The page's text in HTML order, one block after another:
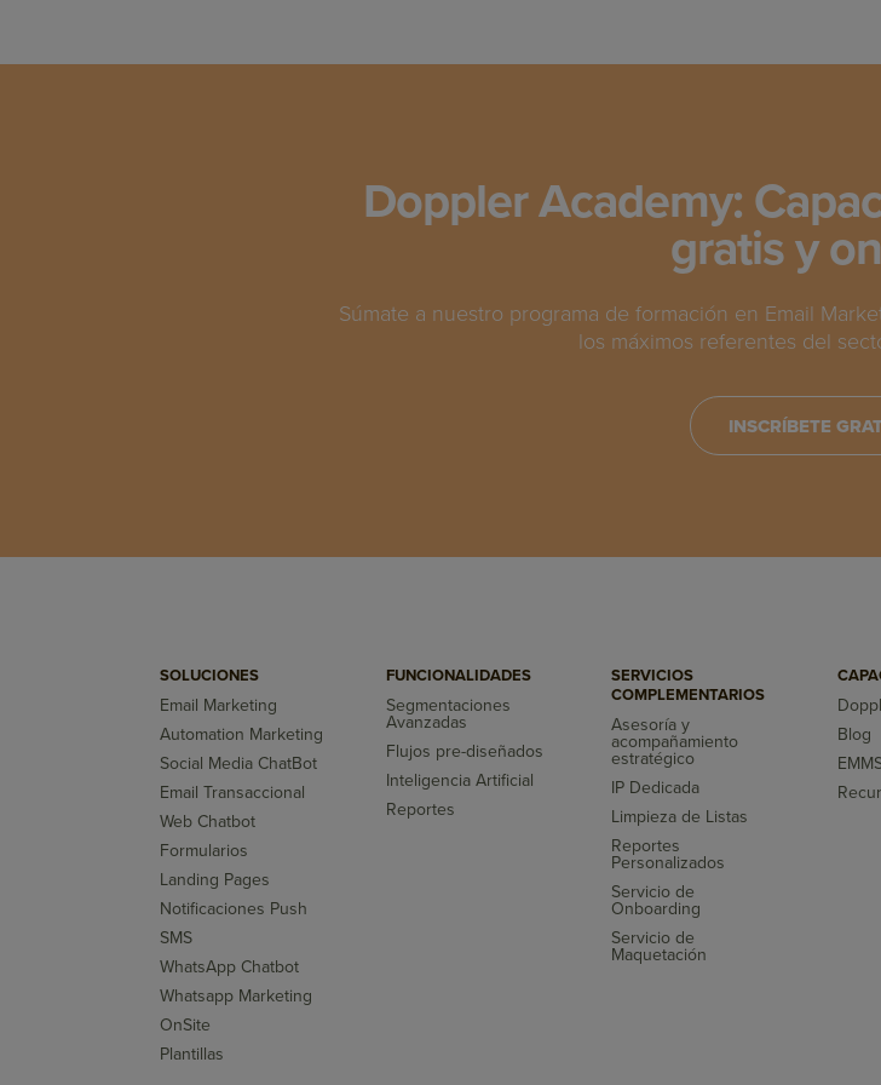
Doppler Academy:
gratis y
Súmate a nuestro programa de formación en Email
los máximos referentes del
INSCRÍBETE
SOLUCIONES
Email Marketing
Automation Marketing
Social Media ChatBot
Email Transaccional
Web Chatbot
Formularios
Landing Pages
Notificaciones Push
SMS
WhatsApp Chatbot
Whatsapp Marketing
OnSite
Plantillas
FUNCIONALIDADES
Segmentaciones
Avanzadas
Flujos pre-diseñados
Inteligencia Artificial
Reportes
SERVICIOS
COMPLEMENTARIOS
Asesoría y
acompañamiento
estratégico
IP Dedicada
Limpieza de Listas
Reportes
Personalizados
Servicio de
Onboarding
Servicio de
Maquetación
Blog